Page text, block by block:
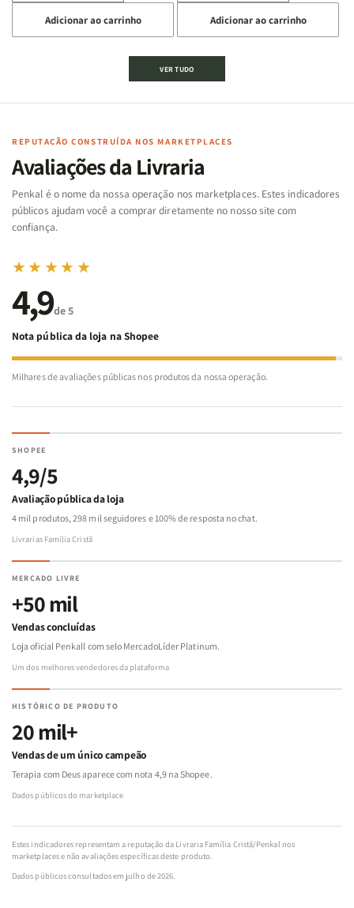
a
quantidade
de
Cartas
Famílias
Bíblia
-
Penkal
a
quantidade
de
Jogo
Cartas
Famílias
da
Bíblia
-
Penkal
Adicionar ao carrinho
a
quantidade
de
Jogo
|
de
a
quantidade
de
|
Adicionar ao carrinho
VER TUDO
REPUTAÇÃO CONSTRUÍDA NOS MARKETPLACES
Avaliações da Livraria
Penkal é o nome da nossa operação nos marketplaces. Estes indicadores
públicos ajudam você a comprar diretamente no nosso site com
confiança.
★★★★★
4,9de 5
Nota pública da loja na Shopee
Milhares de avaliações públicas nos produtos da nossa operação.
SHOPEE
4,9/5
Avaliação pública da loja
4 mil produtos, 298 mil seguidores e 100% de resposta no chat.
Livrarias Família Cristã
MERCADO LIVRE
+50 mil
Vendas concluídas
Loja oficial Penkall com selo MercadoLíder Platinum.
Um dos melhores vendedores da plataforma
HISTÓRICO DE PRODUTO
20 mil+
Vendas de um único campeão
Terapia com Deus aparece com nota 4,9 na Shopee.
Dados públicos do marketplace
Estes indicadores representam a reputação da Livraria Família Cristã/Penkal nos
marketplaces e não avaliações específicas deste produto.
Dados públicos consultados em julho de 2026.